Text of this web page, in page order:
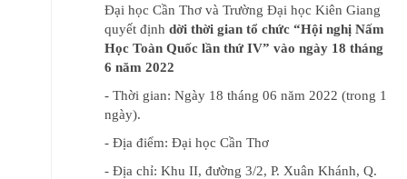
Đại học Cần Thơ và Trường Đại học Kiên Giang
quyết định dời thời gian tổ chức “Hội nghị Nấm
Học Toàn Quốc lần thứ IV” vào ngày 18 tháng
6 năm 2022
- Thời gian: Ngày 18 tháng 06 năm 2022 (trong 1
ngày).
- Địa điểm: Đại học Cần Thơ
- Địa chỉ: Khu II, đường 3/2, P. Xuân Khánh, Q.